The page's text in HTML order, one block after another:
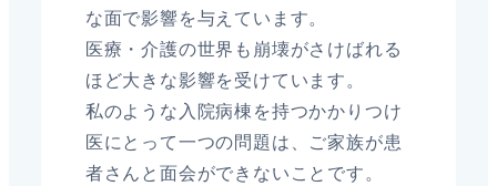
な面で影響を与えています。
医療・介護の世界も崩壊がさけばれる
ほど大きな影響を受けています。
私のような入院病棟を持つかかりつけ
医にとって一つの問題は、ご家族が患
者さんと面会ができないことです。